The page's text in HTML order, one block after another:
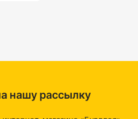
нашу рассылку